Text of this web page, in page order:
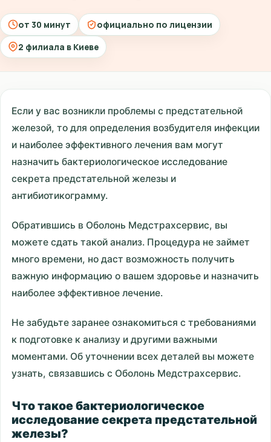
от 30 минут
официально по лицензии
2 филиала в Киеве
Если у вас возникли проблемы с предстательной
железой, то для определения возбудителя инфекции
и наиболее эффективного лечения вам могут
назначить бактериологическое исследование
секрета предстательной железы и
антибиотикограмму.
Обратившись в Оболонь Медстрахсервис, вы
можете сдать такой анализ. Процедура не займет
много времени, но даст возможность получить
важную информацию о вашем здоровье и назначить
наиболее эффективное лечение.
Не забудьте заранее ознакомиться с требованиями
к подготовке к анализу и другими важными
моментами. Об уточнении всех деталей вы можете
узнать, связавшись с Оболонь Медстрахсервис.
Что такое бактериологическое
исследование секрета предстательной
железы?